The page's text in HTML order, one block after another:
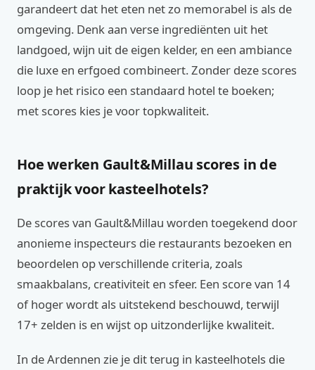
garandeert dat het eten net zo memorabel is als de
omgeving. Denk aan verse ingrediënten uit het
landgoed, wijn uit de eigen kelder, en een ambiance
die luxe en erfgoed combineert. Zonder deze scores
loop je het risico een standaard hotel te boeken;
met scores kies je voor topkwaliteit.
Hoe werken Gault&Millau scores in de
praktijk voor kasteelhotels?
De scores van Gault&Millau worden toegekend door
anonieme inspecteurs die restaurants bezoeken en
beoordelen op verschillende criteria, zoals
smaakbalans, creativiteit en sfeer. Een score van 14
of hoger wordt als uitstekend beschouwd, terwijl
17+ zelden is en wijst op uitzonderlijke kwaliteit.
In de Ardennen zie je dit terug in kasteelhotels die